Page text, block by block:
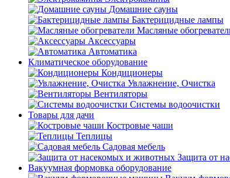
Домашние сауны
Бактерицидные лампы
Масляные
Аксессуары
Автоматика
Климатическое оборудование
Кондиционеры
Увлажнение, Очистка
Вентиляторы
Системы водоочистки
Товары для дачи
Костровые чаши
Теплицы
Садовая мебель
Защита от
Вакуумная формовка оборудование